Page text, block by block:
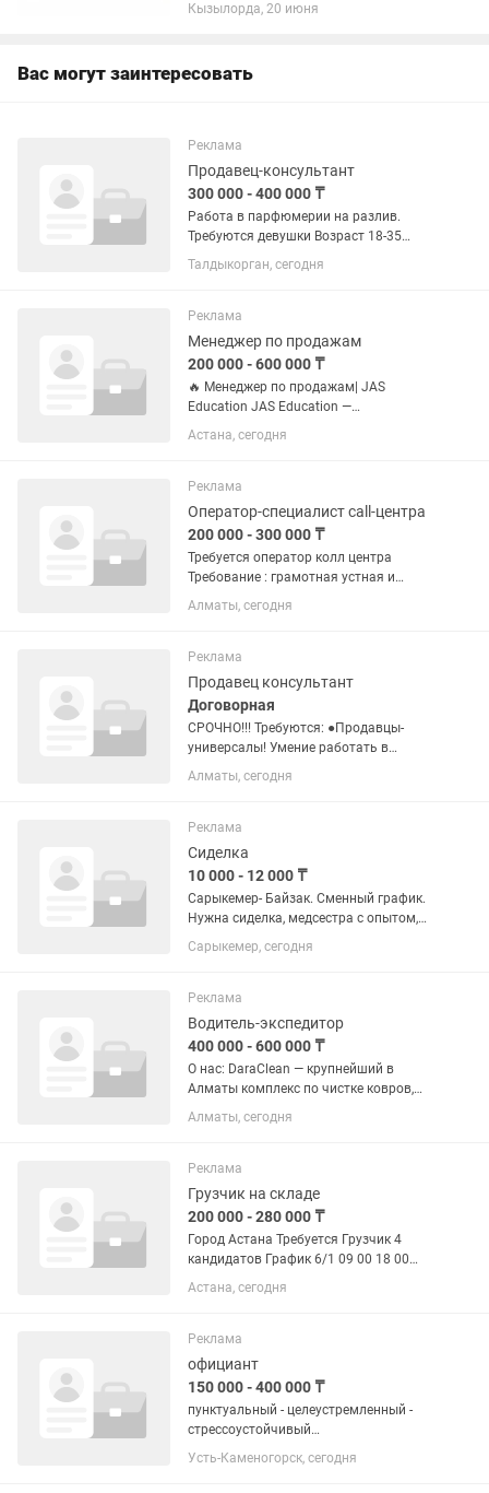
ТЭО для: - для Банков второго уровня,
Кызылорда, 20 июня
Вас могут заинтересовать
Реклама
Продавец-консультант
300 000 - 400 000 ₸
Работа в парфюмерии на разлив.
Требуются девушки Возраст 18-35
Знание каз. рус языков Умение
работать с людьми Шустрые
Можно без опыта всему обучаем,...
Талдыкорган, сегодня
Реклама
Менеджер по продажам
200 000 - 600 000 ₸
🔥 Менеджер по продажам| JAS
Education JAS Education —
образовательный центр, который
готовит школьников к ЕНТ и
мышление. Мы растём. Лидов много.
Нам нужны не...
Астана, сегодня
Реклама
Оператор-специалист call-центра
200 000 - 300 000 ₸
Требуется оператор колл центра
Требование : грамотная устная и
письменная речь - каз и русс яз
Компьютерная грамотность На
График 2/1 с 20 до 08 ч 200 000 тг
плюс...
Алматы, сегодня
Реклама
Продавец консультант
Договорная
СРОЧНО!!! Требуются: ●Продавцы-
универсалы! Умение работать в
коллективе.Опыт приветствуется. Без
вредных привычек, ответственные и
45 лет Знание языков...
Алматы, сегодня
Реклама
Сиделка
10 000 - 12 000 ₸
Сарыкемер- Байзак. Сменный график.
Нужна сиделка, медсестра с опытом,
каз. Бабушка 70 лет, не ходит, в
сознании, все может сама, нужно
посуточно, дни работы уточнять при...
Сарыкемер, сегодня
Реклама
Водитель-экспедитор
400 000 - 600 000 ₸
О нас: DaraClean — крупнейший в
Алматы комплекс по чистке ковров,
мягкой мебели и штор. Обед и топливо
за наш счет! Обязанности: ЗНАНИЕ
Опрятный внешний...
Алматы, сегодня
Реклама
Грузчик на складе
200 000 - 280 000 ₸
Город Астана Требуется Грузчик 4
кандидатов График 6/1 09 00 18 00
Возраст 20-40 лет Обязанности
Погрузка и отгрузка товара Контроль
на груз Маршрутизация...
Астана, сегодня
Реклама
официант
150 000 - 400 000 ₸
пунктуальный - целеустремленный -
стрессоустойчивый
-коммуникабельный -
доброжелательный -знание в
Усть-Каменогорск, сегодня